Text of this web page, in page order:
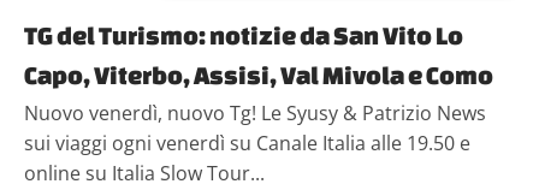
TG del Turismo: notizie da San Vito Lo
Capo, Viterbo, Assisi, Val Mivola e Como
Nuovo venerdì, nuovo Tg! Le Syusy & Patrizio News
sui viaggi ogni venerdì su Canale Italia alle 19.50 e
online su Italia Slow Tour...